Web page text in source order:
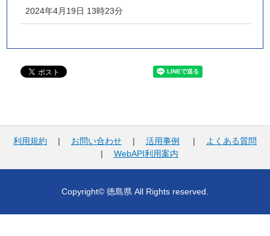
2024年4月19日 13時23分
利用規約 | お問い合わせ | 活用事例 |
よくある質問
| WebAPI利用案内
Copyright© 徳島県 All Rights reserved.